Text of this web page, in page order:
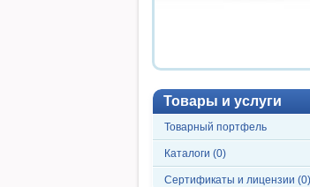
Товары и услуги
Товарный портфель
Каталоги (0)
Сертификаты и лицензии (0)